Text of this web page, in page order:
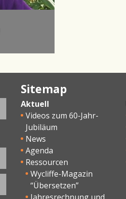
Sitemap
Aktuell
Videos zum 60-Jahr-
Jubiläum
News
Agenda
Ressourcen
Wycliffe-Magazin
“Übersetzen”